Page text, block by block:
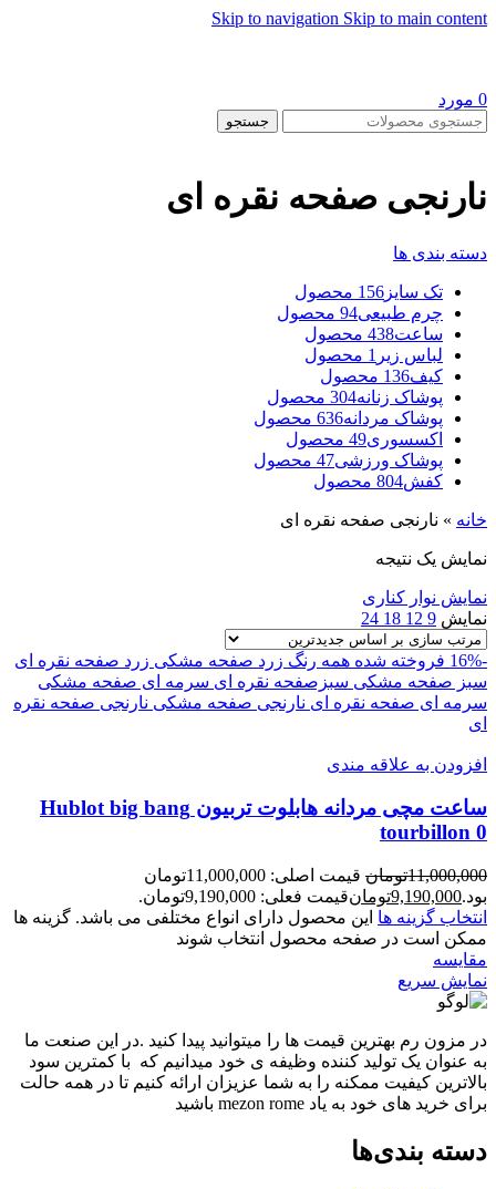
Skip to navigation Skip to main content
0 مورد
جستجو
نارنجی صفحه نقره ای
دسته بندی ها
تک سایز 156 محصول
چرم طبیعی94 محصول
ساعت438 محصول
لباس زیر 1 محصول
کیف136 محصول
پوشاک زنانه304 محصول
پوشاک مردانه636 محصول
اکسسوری49 محصول
پوشاک ورزشی47 محصول
کفش804 محصول
خانه » نارنجی صفحه نقره ای
نمایش یک نتیجه
نمایش نوار کناری
نمایش 9
12
18
24
-16% فروخته شده همه رنگ زرد صفحه مشکی زرد صفحه نقره ای
سبز صفحه مشکی سبزصفحه نقره ای سرمه ای صفحه مشکی
سرمه ای صفحه نقره ای نارنجی صفحه مشکی نارنجی صفحه نقره
ای
افزودن به علاقه مندی
ساعت مچی مردانه هابلوت تربیون Hublot big bang
tourbillon 0
11,000,000تومان
قیمت اصلی: 11,000,000تومان
بود.9,190,000تومانقیمت فعلی: 9,190,000تومان.
انتخاب گزینه ها این محصول دارای انواع مختلفی می باشد. گزینه ها
ممکن است در صفحه محصول انتخاب شوند
مقايسه
نمایش سریع
در مزون رم بهترین قیمت ها را میتوانید پیدا کنید .در این صنعت ما
به عنوان یک تولید کننده وظیفه ی خود میدانیم که با کمترین سود
بالاترین کیفیت ممکنه را به شما عزیزان ارائه کنیم تا در همه حالت
برای خرید های خود به یاد mezon rome باشید
دسته بندی‌ها